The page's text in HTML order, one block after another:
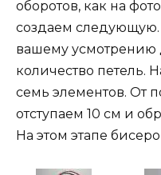
оборотов, как на
создаем следующую.
вашему усмотрению
количество петель.
семь элементов. От
отступаем 10 см и
На этом этапе